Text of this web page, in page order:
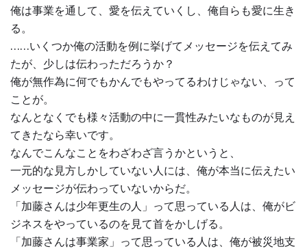
俺は事業を通して、愛を伝えていくし、俺自らも愛に生き
る。
……いくつか俺の活動を例に挙げてメッセージを伝えてみ
たが、少しは伝わっただろうか？
俺が無作為に何でもかんでもやってるわけじゃない、って
ことが。
なんとなくでも様々活動の中に一貫性みたいなものが見え
てきたなら幸いです。
なんでこんなことをわざわざ言うかというと、
一元的な見方しかしていない人には、俺が本当に伝えたい
メッセージが伝わっていないからだ。
「加藤さんは少年更生の人」って思っている人は、俺がビ
ジネスをやっているのを見て首をかしげる。
「加藤さんは事業家」って思っている人は、俺が被災地支